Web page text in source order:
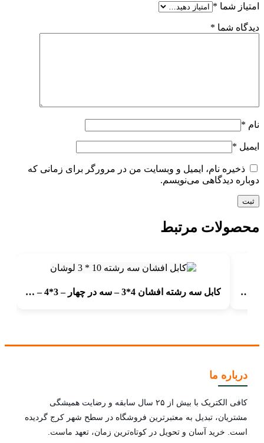
امتیاز شما *
دیدگاه شما *
نام *
ایمیل *
ذخیره نام، ایمیل و وبسایت من در مرورگر برای زمانی که
دوباره دیدگاهی می‌نویسم.
محصولات مرتبط
کابل سه رشته افشان 0.75*3 – 3در0.75 – سه در هفتاد وپنج | 3*0.75 – لوشان کابل سه رشته افشان 4*3 – سه در چهار – 3*4 – 3در4 لوشان
درباره ما
کافی الکتریک با بیش از ۲۵ سال سابقه و رضایت همیشگی
مشتریان، تبدیل به معتبرترین فروشگاه در سطح شهر کرج گردیده
است. خرید آسان و تحویل در کوتاه‌ترین زمان، تعهد ماست.